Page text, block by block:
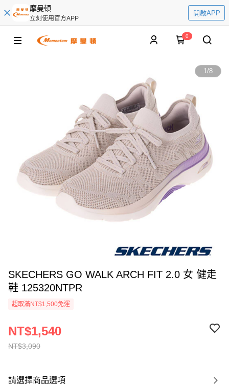
摩曼頓
立刻使用官方APP
開啟APP
0
1/8
SKECHERS GO WALK ARCH FIT 2.0 女 健走
鞋 125320NTPR
超取滿NT$1,500免運
NT$3,090
NT$1,540
請選擇商品選項